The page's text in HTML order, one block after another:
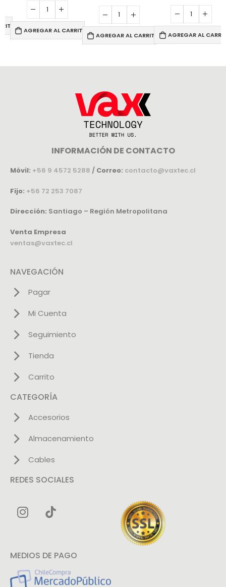
AGREGAR AL CARRITO
AGREGAR AL CARRITO AGREGAR AL
INFORMACIÓN DE CONTACTO
Móvil: +56 9 4572 5288 / Correo: contacto@vaxtec.cl
Fijo: +56 72 253 7087
Dirección: Santiago – Región Metropolitana
Venta Empresa
ventas@vaxtec.cl
NAVEGACIÓN
Pagar
Mi Cuenta
Seguimiento
Tienda
Carrito
CATEGORÍA
Accesorios
Almacenamiento
Cables
REDES SOCIALES
MEDIOS DE PAGO